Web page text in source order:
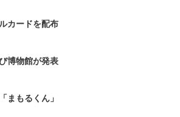
カードを配布
博物館が発表
まもるくん」